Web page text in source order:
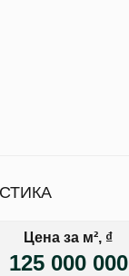
Цена за м², ₫
125 000 000